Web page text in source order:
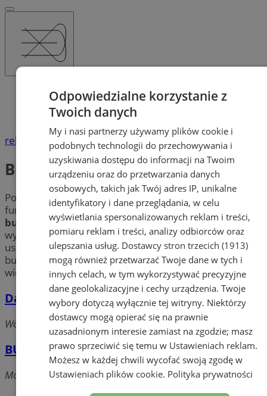
Katalog firm
Dom i Budownictwo
Budownictwo mieszkaniowe
reklama
Budownictwo mieszkaniowe
Potrzebujesz wykonać zbrojenia? Zależy Ci na solidnych
fundamentach? Sprawdź firmy specjalizujące się w
budownictwie mieszkaniowym. Dowiedz się więcej o
wykonawcach domów „pod klucz” w Orzeszu oraz ich
usługach m.in. dystrybucji i transporcie materiałów
budowlanych takich, jak cement, piasek, cegły i wiele
więcej.
Dach-Dek
Wojska, 43-180 Orzesze
BUD-R Robert Rusinek
Modrzańska, 43-180 Orzesze
Odpowiedzialne korzystanie z
Twoich danych
My i nasi partnerzy używamy plików cookie i
podobnych technologii do przechowywania i
uzyskiwania dostępu do informacji na Twoim
urządzeniu oraz do przetwarzania danych
osobowych, takich jak Twój adres IP, unikalne
identyfikatory i dane przeglądania, w celu
wyświetlania spersonalizowanych reklam i treści,
pomiaru reklam i treści, analizy odbiorców oraz
ulepszania usług. Dostawcy stron trzecich (1913)
mogą również przetwarzać Twoje dane w tych i
innych celach, w tym wykorzystywać precyzyjne
dane geolokalizacyjne i cechy urządzenia. Twoje
wybory dotyczą wyłącznie tej witryny. Niektórzy
dostawcy mogą opierać się na prawnie
uzasadnionym interesie zamiast na zgodzie; masz
prawo sprzeciwić się temu w Ustawieniach reklam.
Możesz w każdej chwili wycofać swoją zgodę w
Ustawieniach plików cookie. Polityka prywatności